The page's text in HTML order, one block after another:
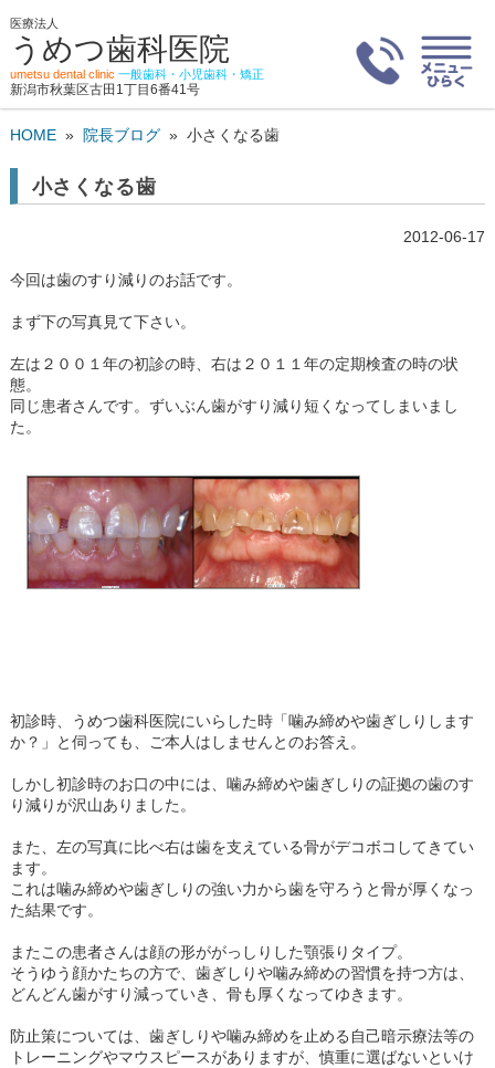
医療法人
うめつ歯科医院
umetsu dental clinic 一般歯科・小児歯科・矯正
新潟市秋葉区古田1丁目6番41号
HOME» 院長ブログ» 小さくなる歯
小さくなる歯
2012-06-17
今回は歯のすり減りのお話です。
まず下の写真見て下さい。
左は２００１年の初診の時、右は２０１１年の定期検査の時の状
態。
同じ患者さんです。ずいぶん歯がすり減り短くなってしまいまし
た。
初診時、うめつ歯科医院にいらした時「噛み締めや歯ぎしりします
か？」と伺っても、ご本人はしませんとのお答え。
しかし初診時のお口の中には、噛み締めや歯ぎしりの証拠の歯のす
り減りが沢山ありました。
また、左の写真に比べ右は歯を支えている骨がデコボコしてきてい
ます。
これは噛み締めや歯ぎしりの強い力から歯を守ろうと骨が厚くなっ
た結果です。
またこの患者さんは顔の形ががっしりした顎張りタイプ。
そうゆう顔かたちの方で、歯ぎしりや噛み締めの習慣を持つ方は、
どんどん歯がすり減っていき、骨も厚くなってゆきます。
防止策については、歯ぎしりや噛み締めを止める自己暗示療法等の
トレーニングやマウスピースがありますが、慎重に選ばないといけ